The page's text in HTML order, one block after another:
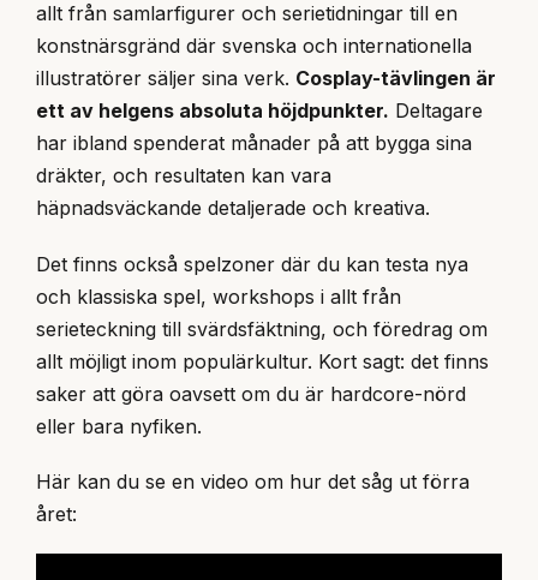
allt från samlarfigurer och serietidningar till en
konstnärsgränd där svenska och internationella
illustratörer säljer sina verk. Cosplay-tävlingen är
ett av helgens absoluta höjdpunkter. Deltagare
har ibland spenderat månader på att bygga sina
dräkter, och resultaten kan vara
häpnadsväckande detaljerade och kreativa.
Det finns också spelzoner där du kan testa nya
och klassiska spel, workshops i allt från
serieteckning till svärdsfäktning, och föredrag om
allt möjligt inom populärkultur. Kort sagt: det finns
saker att göra oavsett om du är hardcore-nörd
eller bara nyfiken.
Här kan du se en video om hur det såg ut förra
året: